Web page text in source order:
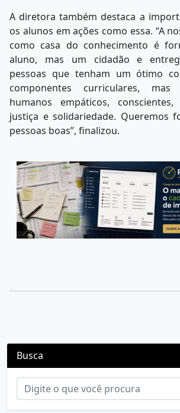
A diretora também destaca a
os alunos em ações como essa. “A
como casa do conhecimento é
aluno, mas um cidadão e
pessoas que tenham um ótimo
componentes curriculares,
humanos empáticos,
justiça e solidariedade. Queremos
pessoas boas”, finalizou.
Busca